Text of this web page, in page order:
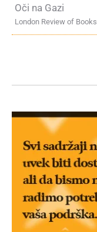
Oči na Gazi
London Review of Books